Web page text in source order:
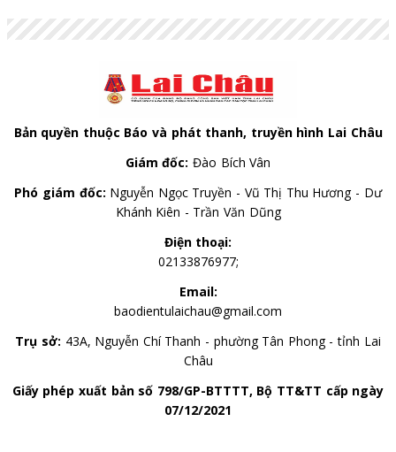
Bản quyền thuộc Báo và phát thanh, truyền hình Lai Châu
Giám đốc: Đào Bích Vân
Phó giám đốc: Nguyễn Ngọc Truyền - Vũ Thị Thu Hương - Dư
Khánh Kiên - Trần Văn Dũng
Điện thoại:
02133876977;
Email:
baodientulaichau@gmail.com
Trụ sở: 43A, Nguyễn Chí Thanh - phường Tân Phong - tỉnh Lai
Châu
Giấy phép xuất bản số 798/GP-BTTTT, Bộ TT&TT cấp ngày
07/12/2021